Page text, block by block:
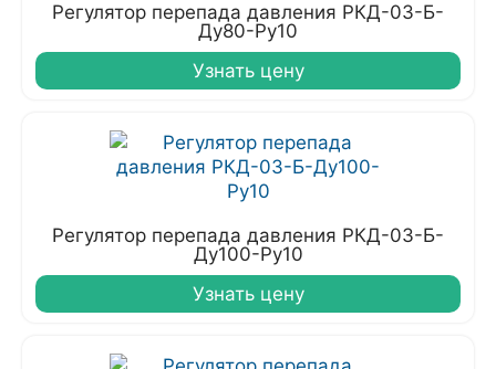
Регулятор перепада давления РКД-03-Б-
Ду80-Ру10
Узнать цену
Регулятор перепада давления РКД-03-Б-
Ду100-Ру10
Узнать цену